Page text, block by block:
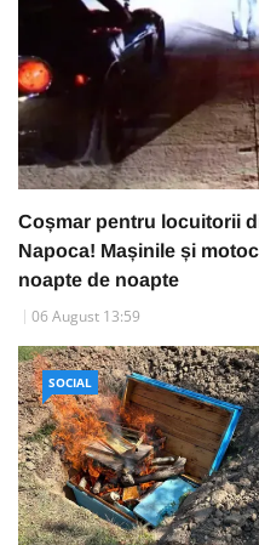
Coșmar pentru locuitorii
Napoca! Mașinile și
noapte de noapte
06 August 13:59
SOCIAL